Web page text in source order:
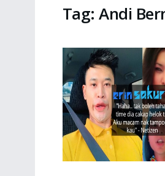
Tag:Andi